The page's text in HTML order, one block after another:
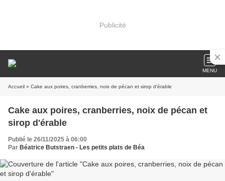
Publicité
MENU
Accueil » Cake aux poires, cranberries, noix de pécan et sirop d'érable
Cake aux poires, cranberries, noix de pécan et
sirop d'érable
Publié le 26/11/2025 à 06:00
Par Béatrice Butstraen - Les petits plats de Béa